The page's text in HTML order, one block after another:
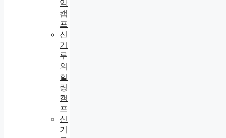
악
캠
프
신
기
루
의
힐
링
캠
프
신
기